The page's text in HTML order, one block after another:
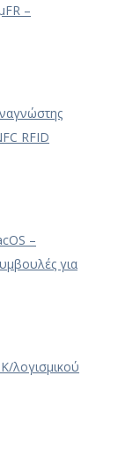
–
RFID
–
για
λογισμικού